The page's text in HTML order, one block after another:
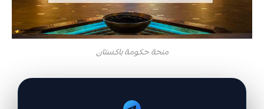
منحة حكومة باكستان